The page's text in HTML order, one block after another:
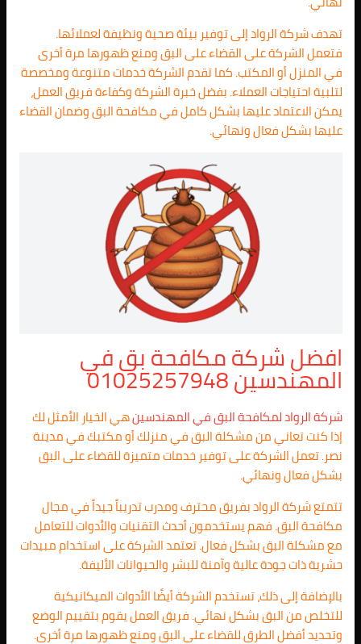
تهدف شركة الرواد إلى توفير بيئة صحية ونظيفة لعملائها.
فتعمل الشركة على القضاء على البق ومنع ظهورها مرة أخرى
في المنزل أو المكتب. كما تقدم الشركة خدمات متنوعة ومخصصة
لتلبية احتياجات العملاء. بفضل خبرة الشركة وكفاءة فريق العمل،
يمكن الاعتماد عليها بشكل كامل في مكافحة البق وضمان القضاء
عليها بشكل فعال ونهائي.
افضل شركة مكافحة بق في
المهندسين 01025257948
شركة الرواد لمكافحة البق في المهندسينهي الخيار الأمثل لك
إذا كنت تعاني من مشكلة البق في منزلك أو مكتبك في مدينة
نصر. تعمل الشركة على توفير خدمات متميزة للقضاء على البق
بشكل فعال ونهائي.
تتمتع شركة الرواد بفريق محترف ومدرب تدريباً جيداً في مجال
مكافحة البق. فهم يستخدمون أحدث التقنيات والأدوات للتعامل
مع مشكلة البق بشكل فعال. تعتمد الشركة على استخدام مبيدات
حشرية ذات جودة عالية وآمنة للبشر والحيوانات الأليفة.
بالإضافة إلى ذلك، تستخدم الشركة أيضًا الأدوات الميكانيكية
للتخلص من البق بشكل نهائي. فريق العمل يقوم بتقييم الوضع
وتحديد أفضل الطرق للقضاء على البق ومنع ظهورها مرة أخرى.